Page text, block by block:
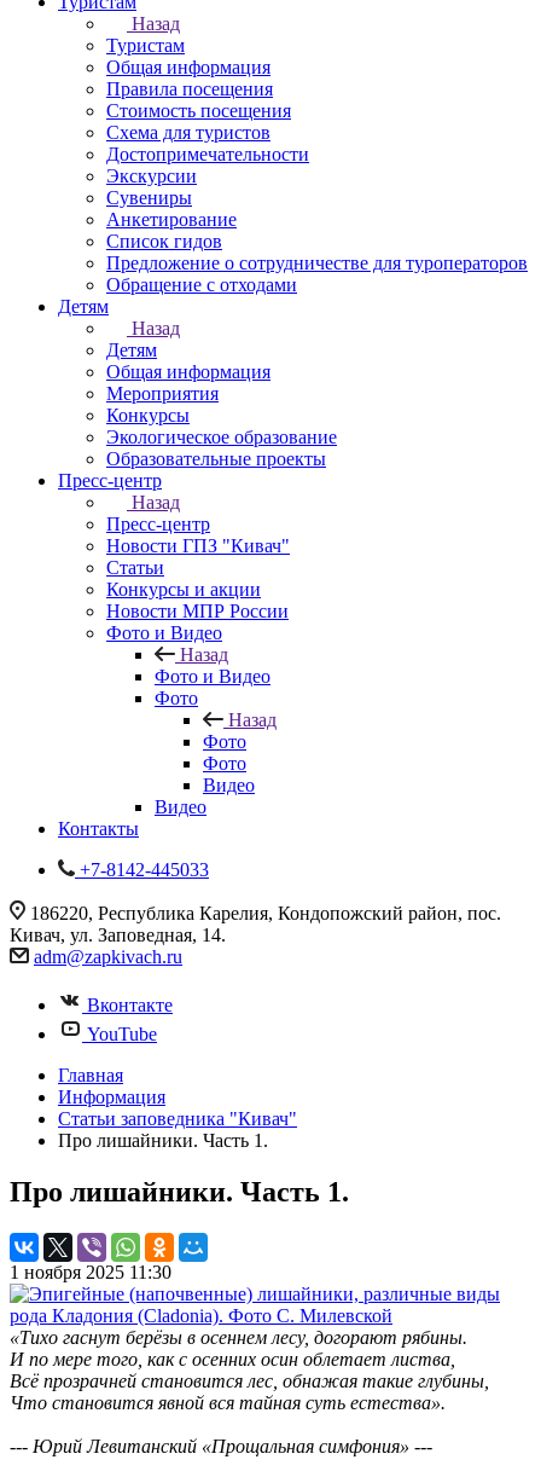
Назад
Туристам
Общая информация
Правила посещения
Стоимость посещения
Схема для туристов
Достопримечательности
Экскурсии
Сувениры
Анкетирование
Список гидов
Предложение о сотрудничестве для туроператоров
Обращение с отходами
Детям
Назад
Детям
Общая информация
Мероприятия
Конкурсы
Экологическое образование
Образовательные проекты
Пресс-центр
Назад
Пресс-центр
Новости ГПЗ "Кивач"
Статьи
Конкурсы и акции
Новости МПР России
Фото и Видео
Назад
Фото и Видео
Фото
Назад
Фото
Фото
Видео
Видео
Контакты
+7-8142-445033
186220, Республика Карелия, Кондопожский район, пос.
Кивач, ул. Заповедная, 14.
adm@zapkivach.ru
Вконтакте
YouTube
Главная
Информация
Статьи заповедника "Кивач"
Про лишайники. Часть 1.
Про лишайники. Часть 1.
1 ноября 2025 11:30
«Тихо гаснут берёзы в осеннем лесу, догорают рябины.
И по мере того, как с осенних осин облетает листва,
Всё прозрачней становится лес, обнажая такие глубины,
Что становится явной вся тайная суть естества».
--- Юрий Левитанский «Прощальная симфония» ---